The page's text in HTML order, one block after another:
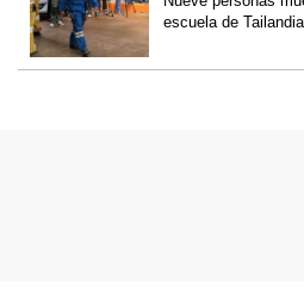
escuela de Tailandia